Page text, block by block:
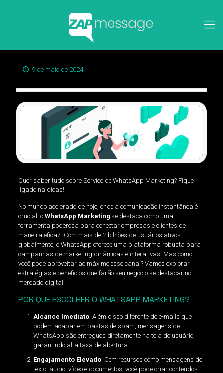
9 de maio de 2024
Quer saber tudo sobre Serviço de WhatsApp Marketing? Fique
ligado na dicas!
No mundo acelerado de hoje, onde a comunicação instantânea é
crucial, o WhatsApp Marketing se destaca como uma
ferramenta poderosa para conectar empresas e clientes de
maneira eficaz. Com mais de 2 bilhões de usuários ativos
globalmente, o WhatsApp oferece uma plataforma robusta para
campanhas de marketing dinâmicas e interativas. Mas como
você pode aproveitar ao máximo esse canal? Vamos explorar
estratégias e benefícios que farão seu negócio se destacar no
mercado digital.
POR QUE ESCOLHER O WHATSAPP MARKETING?
Alcance Imediato: Além disso diferente de e-mails que
podem acabar em pastas de spam, mensagens de
WhatsApp são entregues diretamente na tela do usuário,
garantindo alta taxa de abertura.
Engajamento Elevado: Com recursos como mensagens de
texto, áudio, vídeo e documentos, você pode criar conteúdos